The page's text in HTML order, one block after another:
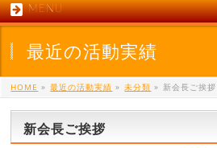
MENU
最近の活動実績
HOME » 最近の活動実績 » 未分類 » 新会長ご挨拶
新会長ご挨拶